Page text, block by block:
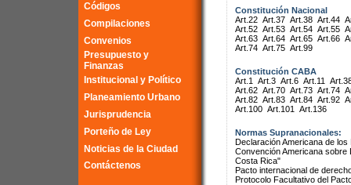
Códigos
Compilaciones
Convenios
Presupuesto y
Finanzas
Institucional y Político
Planeamiento Urbano
Jurisprudencia
Porteño de Ley
Noticias de la Ciudad
Contáctenos
Constitución Nacional
Art.22 Art.37 Art.38 Art.44
Art.52 Art.53 Art.54 Art.55
Art.63 Art.64 Art.65 Art.66
Art.74 Art.75 Art.99
Constitución CABA
Art.1
Art.3 Art.6 Art.11
Art.62 Art.70 Art.73 Art.74
Art.82 Art.83 Art.84 Art.92
Art.100 Art.101 Art.136
Normas Supranacionales:
Declaración Americana de
Convención Americana
Costa Rica"
Pacto internacional de
Protocolo Facultativo del